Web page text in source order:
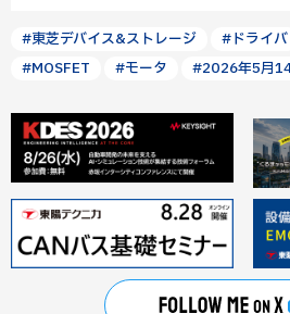
#東芝デバイス&ストレージ #ドライバ
#MOSFET
#モータ #2026年5月